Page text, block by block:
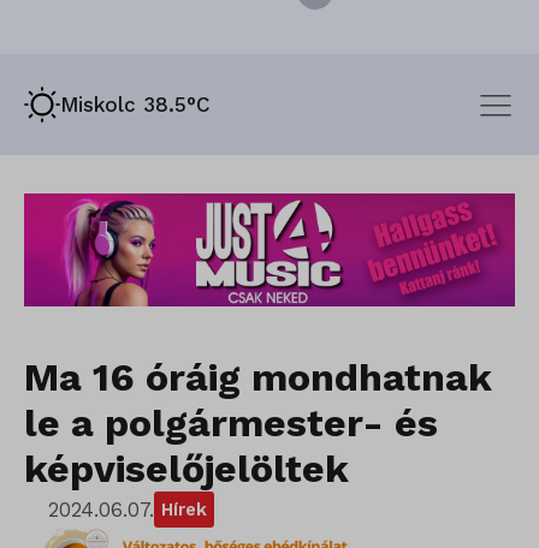
Miskolc 38.5°C
Ma 16 óráig mondhatnak
le a polgármester- és
képviselőjelöltek
2024.06.07. Hírek